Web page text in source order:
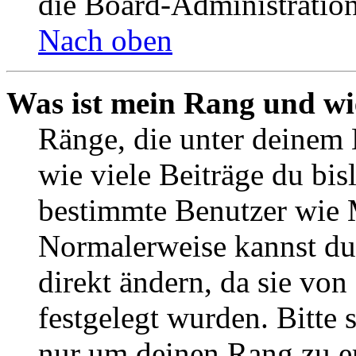
Nach oben
Was ist mein Rang und
Ränge, die unter deinem
wie viele Beiträge du
bestimmte Benutzer wie
Normalerweise kannst
direkt ändern, da sie
festgelegt wurden. Bitte